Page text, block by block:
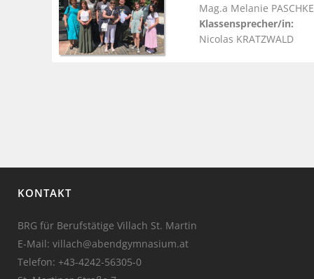
Mag.a Melanie PASCHKE
Klassensprecher/in:
Nicolas KRATZWALD
KONTAKT
BRG für Berufstätige Villach St. Martin
E-Mail: villach@abendgymnasium.at
Telefon: +43-4242-56305-0